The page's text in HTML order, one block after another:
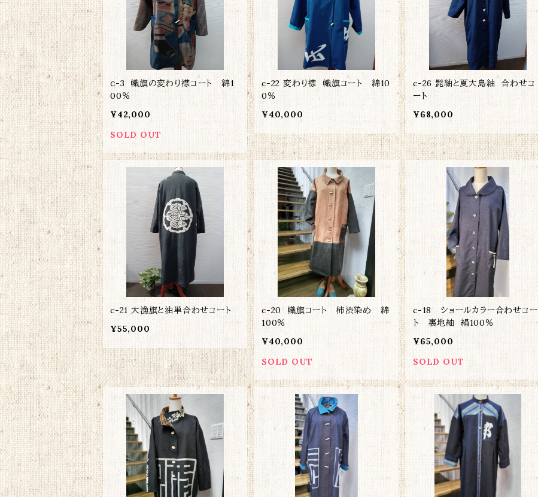
ｃ-3 幟旗の変わり襟コート 綿1
00％
¥42,000
SOLD OUT
c-22 変わり襟 幟旗コート 綿10
0％
¥40,000
c-26 髭紬と夏大島紬 合わせコ
ート
¥68,000
c-21 大漁旗と油単合わせコート
¥55,000
c-20 幟旗コート 柿渋染め 綿
100％
¥40,000
SOLD OUT
c-18 ショールカラー合わせコー
ト 裏地紬 絹100％
¥65,000
SOLD OUT